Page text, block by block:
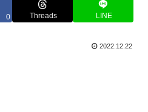
0 Threads LINE
2022.12.22